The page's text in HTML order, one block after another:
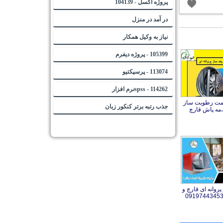
رطوبت ساز
،مه پاش قارچ
ای قارچ و
پروژه اکسل - 104139
در آمد در منزل
نیاز به وکیل همکار
105399 - پروژه دیفرم
113074 - پرسپکتیو
114262 - spssنرم افزار
جذب رتبه برتر کنکور زبان